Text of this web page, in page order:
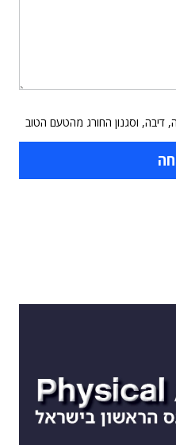
דיבה, וסגנון החורג מהטעם הטוב